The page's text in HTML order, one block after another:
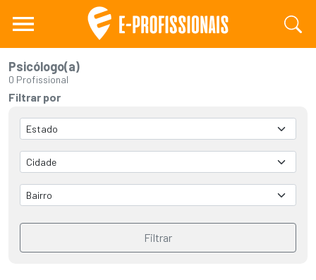
Psicólogo(a)
0 Profissional
Filtrar por
Filtrar